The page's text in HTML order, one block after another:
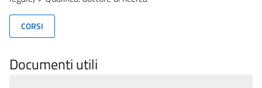
CORSI
Documenti utili